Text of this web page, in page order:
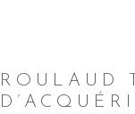
ROULAUD